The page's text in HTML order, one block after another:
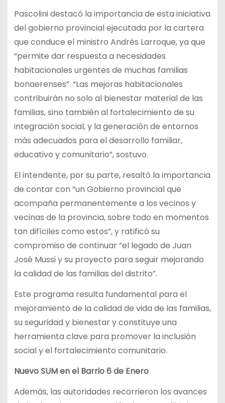
Pascolini destacó la importancia de esta iniciativa
del gobierno provincial ejecutada por la cartera
que conduce el ministro Andrés Larroque, ya que
“permite dar respuesta a necesidades
habitacionales urgentes de muchas familias
bonaerenses”. “Las mejoras habitacionales
contribuirán no solo al bienestar material de las
familias, sino también al fortalecimiento de su
integración social, y la generación de entornos
más adecuados para el desarrollo familiar,
educativo y comunitario”, sostuvo.
El intendente, por su parte, resaltó la importancia
de contar con “un Gobierno provincial que
acompaña permanentemente a los vecinos y
vecinas de la provincia, sobre todo en momentos
tan difíciles como estos”, y ratificó su
compromiso de continuar “el legado de Juan
José Mussi y su proyecto para seguir mejorando
la calidad de las familias del distrito”.
Este programa resulta fundamental para el
mejoramiento de la calidad de vida de las familias,
su seguridad y bienestar y constituye una
herramienta clave para promover la inclusión
social y el fortalecimiento comunitario.
Nuevo SUM en el Barrio 6 de Enero
Además, las autoridades recorrieron los avances